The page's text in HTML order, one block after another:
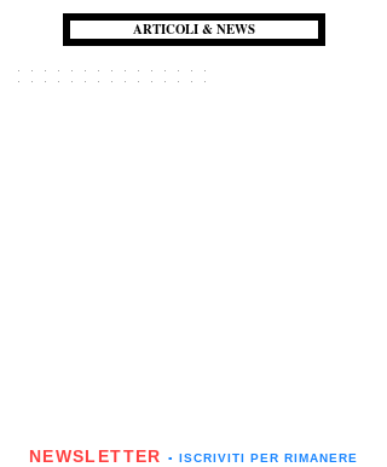
NEWSLETTER
▪️ ISCRIVITI PER RIMANERE
ARTICOLI & NEWS